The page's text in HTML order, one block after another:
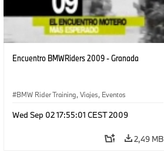
Encuentro BMWRiders 2009 - Granada
BMW Rider Training, Viajes, Eventos
Wed Sep 02 17:55:01 CEST 2009
2,49 MB